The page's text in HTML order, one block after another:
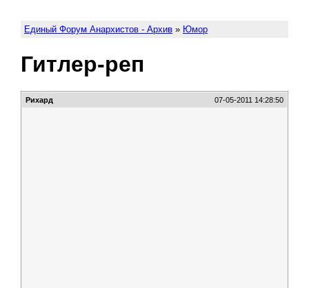
Единый Форум Анархистов - Архив » Юмор
Гитлер-реп
Рихард 07-05-2011 14:28:50